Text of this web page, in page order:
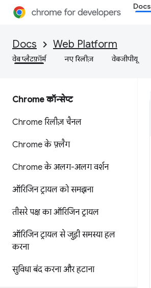
Docs
Docs Web Platform
वेब प्लैटफ़ॉर्म नए रिलीज़ वेबजीपीयू
Chrome कॉन्सेप्ट
Chrome रिलीज़ चैनल
Chrome के फ़्लैग
Chrome के अलग-अलग वर्शन
ऑरिजिन ट्रायल को समझना
तीसरे पक्ष का ऑरिजिन ट्रायल
ऑरिजिन ट्रायल से जुड़ी समस्या हल
करना
सुविधा बंद करना और हटाना